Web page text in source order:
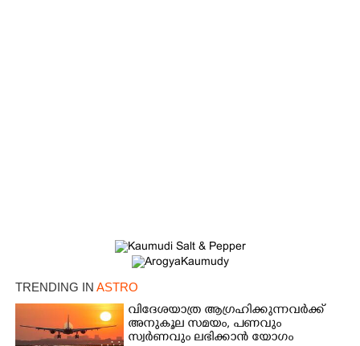
TRENDING IN ASTRO
വിദേശയാത്ര ആഗ്രഹിക്കുന്നവർക്ക്
അനുകൂല സമയം,​ പണവും
സ്വർണവും ലഭിക്കാൻ യോഗം